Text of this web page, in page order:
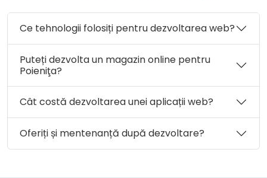
Ce tehnologii folosiți pentru dezvoltarea web?
Puteți dezvolta un magazin online pentru
Poieniţa?
Cât costă dezvoltarea unei aplicații web?
Oferiți și mentenanță după dezvoltare?